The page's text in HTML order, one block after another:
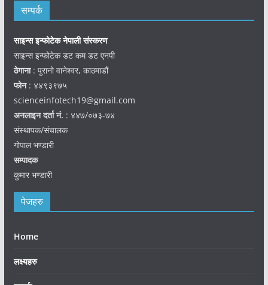
सम्पर्क
साइन्स इन्फोटेक नेपाली संस्करण
साइन्स इन्फोटेक डट कम डट एनपी
ठेगाना: पुरानो वानेश्वर, काठमाडौं
फोन: ४४९३९७५
scienceinfotech19@gmail.com
अनलाइन दर्ता नं. : ४४७/०७३-७४
संस्थापक/संचालक
गोपाल भण्डारी
सम्पादक
कुमार भण्डारी
पेजहरु
Home
लक्ष्यहरु